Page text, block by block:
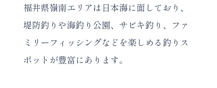
福井県嶺南エリアは日本海に面しており、
堤防釣りや海釣り公園、サビキ釣り、ファ
ミリーフィッシングなどを楽しめる釣りス
ポットが豊富にあります。